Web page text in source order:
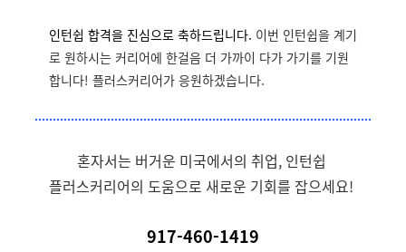
인턴쉽 합격을 진심으로 축하드립니다. 이번 인턴쉽을 계기
로 원하시는 커리어에 한걸음 더 가까이 다가 가기를 기원
합니다! 플러스커리어가 응원하겠습니다.
혼자서는 버거운 미국에서의 취업, 인턴쉽
플러스커리어의 도움으로 새로운 기회를 잡으세요!
917-460-1419